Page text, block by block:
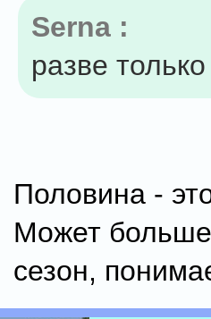
Serna :
разве
Половина -
Может
сезон,